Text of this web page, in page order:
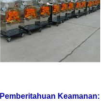
Pemberitahuan Keamanan: